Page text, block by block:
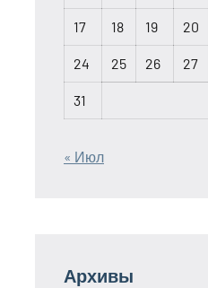
17 18 19 20
24 25 26 27
31
« Июл
Архивы